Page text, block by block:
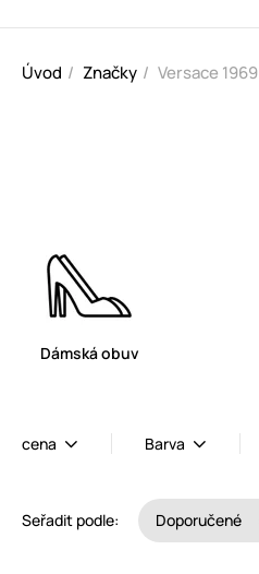
Úvod Značky Versace 1969
Dámská obuv
cena Barva
Seřadit podle: Doporučené